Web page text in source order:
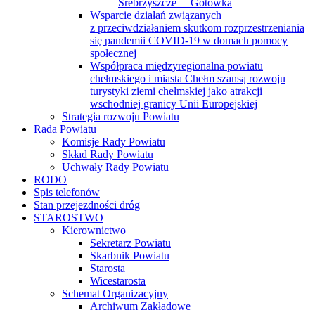
Srebrzyszcze —Gotówka
Wsparcie działań związanych
z przeciwdziałaniem skutkom rozprzestrzeniania
się pandemii COVID-19 w domach pomocy
społecznej
Współpraca międzyregionalna powiatu
chełmskiego i miasta Chełm szansą rozwoju
turystyki ziemi chełmskiej jako atrakcji
wschodniej granicy Unii Europejskiej
Strategia rozwoju Powiatu
Rada Powiatu
Komisje Rady Powiatu
Skład Rady Powiatu
Uchwały Rady Powiatu
RODO
Spis telefonów
Stan przejezdności dróg
STAROSTWO
Kierownictwo
Sekretarz Powiatu
Skarbnik Powiatu
Starosta
Wicestarosta
Schemat Organizacyjny
Archiwum Zakładowe